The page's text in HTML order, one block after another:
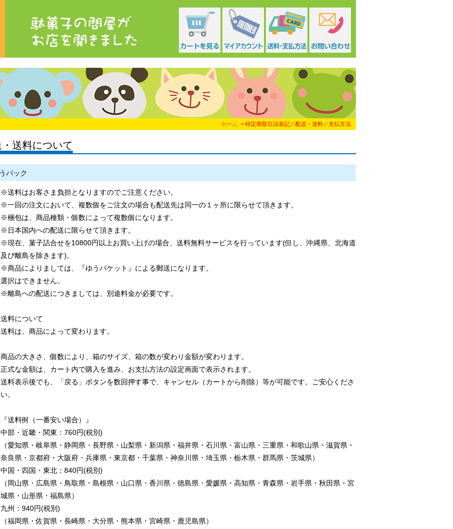
ホーム > 特定商取引法表記／配送・送料／支払方法
送料について
パック
※送料はお客さま負担となりますのでご注意ください。
※一回の注文において、複数個をご注文の場合も配送先は同一の１ヶ所に限らせて頂きます。
※梱包は、商品種類・個数によって複数個になります。
※日本国内への配送に限らせて頂きます。
※現在、菓子詰合せを10800円以上お買い上げの場合、送料無料サービスを行っています(但し、沖縄県、北海道
及び離島を除きます)。
※商品によりましては、『ゆうパケット』による郵送になります。
選択はできません。
※離島への配送につきましては、別途料金が必要です。
送料について
送料は、商品によって変わります。
商品の大きさ、個数により、箱のサイズ、箱の数が変わり金額が変わります。
正式な金額は、カート内で購入を進み、お支払方法の設定画面で表示されます。
送料表示後でも、「戻る」ボタンを数回押す事で、キャンセル（カートから削除）等が可能です。ご安心くださ
い。
『送料例（一番安い場合）』
中部・近畿・関東：760円(税別)
（愛知県・岐阜県・静岡県・長野県・山梨県・新潟県・福井県・石川県・富山県・三重県・和歌山県・滋賀県・
奈良県・京都府・大阪府・兵庫県・東京都・千葉県・神奈川県・埼玉県・栃木県・群馬県・茨城県）
中国・四国・東北：840円(税別)
（岡山県・広島県・鳥取県・島根県・山口県・香川県・徳島県・愛媛県・高知県・青森県・岩手県・秋田県・宮
城県・山形県・福島県）
九州：940円(税別)
（福岡県・佐賀県・長崎県・大分県・熊本県・宮崎県・鹿児島県）